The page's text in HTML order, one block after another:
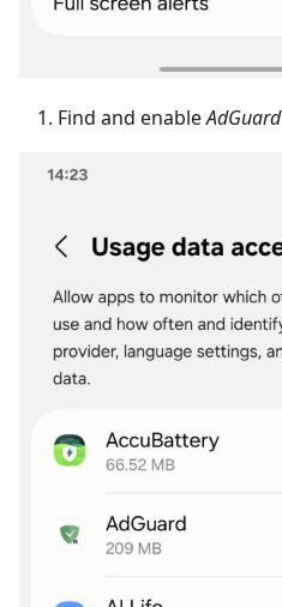
Find and enableAdGuard